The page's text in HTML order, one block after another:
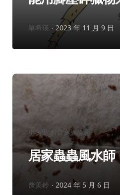
作
單希瑛 2023 年 11 月 9 日
分
類：
生物學 科普文摘精選
居家蟲蟲風水師
作
詹美鈴 2024 年 5 月 6 日